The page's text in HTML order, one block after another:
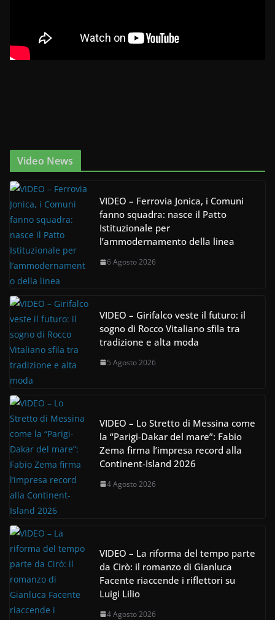
Video News
VIDEO – Ferrovia Jonica, i Comuni
fanno squadra: nasce il Patto
Istituzionale per
l’ammodernamento della linea
6 Agosto 2026
VIDEO – Girifalco veste il futuro: il
sogno di Rocco Vitaliano sfila tra
tradizione e alta moda
5 Agosto 2026
VIDEO – Lo Stretto di Messina come
la “Parigi-Dakar del mare”: Fabio
Zema firma l’impresa record alla
Continent-Island 2026
4 Agosto 2026
VIDEO – La riforma del tempo parte
da Cirò: il romanzo di Gianluca
Facente riaccende i riflettori su
Luigi Lilio
4 Agosto 2026